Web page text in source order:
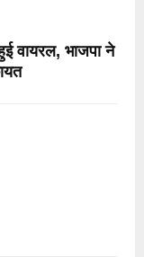
वायरल, भाजपा ने